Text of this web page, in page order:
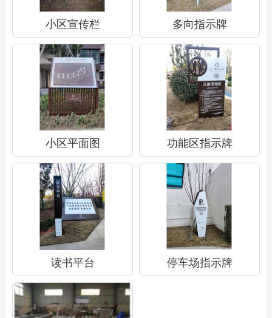
小区宣传栏 多向指示牌
小区平面图 功能区指示牌
读书平台 停车场指示牌